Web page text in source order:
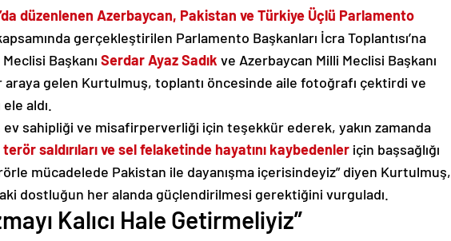
düzenlenen Azerbaycan, Pakistan ve Türkiye Üçlü Parlamento
gerçekleştirilen Parlamento Başkanları İcra Toplantısı’na
Başkanı Serdar Ayaz Sadık ve Azerbaycan Milli Meclisi Başkanı
araya gelen Kurtulmuş, toplantı öncesinde aile fotoğrafı çektirdi ve
aldı.
ev sahipliği ve misafirperverliği için teşekkür ederek, yakın zamanda
terör saldırıları ve sel felaketinde hayatını kaybedenler için başsağlığı
mücadelede Pakistan ile dayanışma içerisindeyiz” diyen Kurtulmuş,
dostluğun her alanda güçlendirilmesi gerektiğini vurguladı.
Kalıcı Hale Getirmeliyiz”